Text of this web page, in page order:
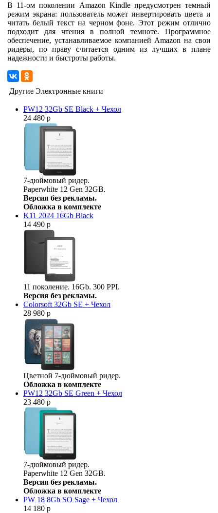
В 11-ом поколении Amazon Kindle предусмотрен темный
режим экрана: пользователь может инвертировать цвета и
читать белый текст на черном фоне. Этот режим отлично
подходит для чтения в полной темноте. Программное
обеспечение, устанавливаемое компанией Amazon на свои
ридеры, по праву считается одним из лучших в плане
надежности и быстроты работы.
Другие Электронные книги
PW12 32Gb SE Black + Чехол
24 480 р
7-дюймовый ридер.
Paperwhite 12 Gen 32GB.
Версия без рекламы.
Обложка в комплекте
K11 2024 16Gb Black
14 490 р
11 поколение. 16Gb. 300 PPI.
Версия без рекламы.
Colorsoft 32Gb SE + Чехол
28 980 р
Цветной 7-дюймовый ридер.
Обложка в комплекте
PW12 32Gb SE Green + Чехол
23 480 р
7-дюймовый ридер.
Paperwhite 12 Gen 32GB.
Версия без рекламы.
Обложка в комплекте
PW 18 8Gb SO Sage + Чехол
14 180 р